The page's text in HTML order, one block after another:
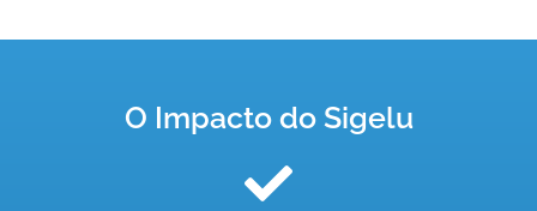
O Impacto do Sigelu